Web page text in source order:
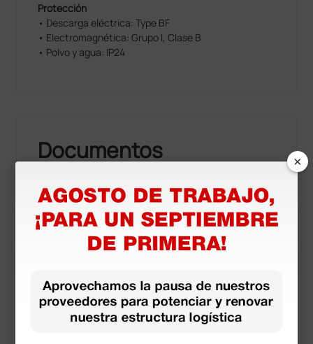
Protección
• Descarga eléctrica: Type BF
• Electromagnética: Grupo I, Clase B
• Polvo y agua: IP24
Documentos
Manual de usuario
Manual de usuario
Productos similares
×